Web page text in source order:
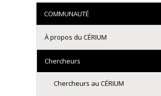
COMMUNAUTÉ
À propos du CÉRIUM
Chercheurs
Chercheurs au CÉRIUM